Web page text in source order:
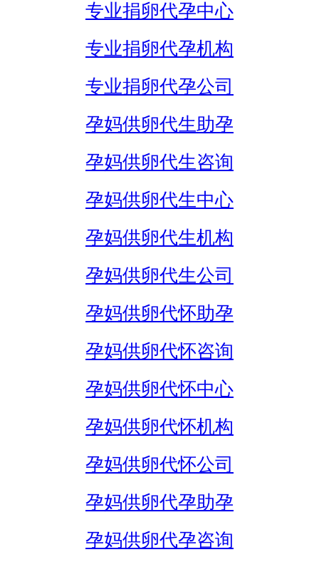
专业捐卵代孕中心
专业捐卵代孕机构
专业捐卵代孕公司
孕妈供卵代生助孕
孕妈供卵代生咨询
孕妈供卵代生中心
孕妈供卵代生机构
孕妈供卵代生公司
孕妈供卵代怀助孕
孕妈供卵代怀咨询
孕妈供卵代怀中心
孕妈供卵代怀机构
孕妈供卵代怀公司
孕妈供卵代孕助孕
孕妈供卵代孕咨询